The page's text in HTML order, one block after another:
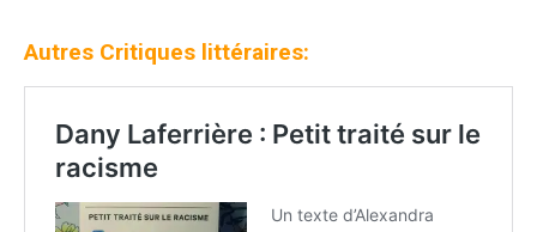
Autres Critiques littéraires: